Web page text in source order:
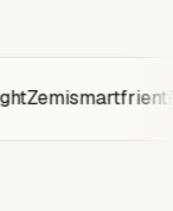
Zemismartfrient